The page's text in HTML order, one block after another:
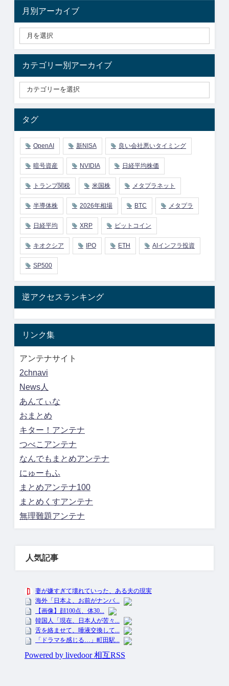
月別アーカイブ
カテゴリー別アーカイブ
タグ
OpenAI 新NISA 良い会社悪いタイミング
暗号資産 NVIDIA 日経平均株価
トランプ関税 米国株 メタプラネット
半導体株 2026年相場 BTC メタプラ
日経平均 XRP ビットコイン
キオクシア IPO ETH AIインフラ投資
SP500
逆アクセスランキング
リンク集
アンテナサイト
2chnavi
News人
あんてぃな
おまとめ
キター！アンテナ
つべこアンテナ
なんでもまとめアンテナ
にゅーもふ
まとめアンテナ100
まとめくすアンテナ
無理難題アンテナ
人気記事